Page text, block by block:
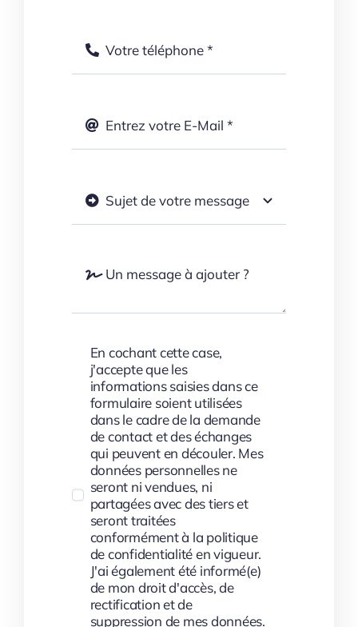
En cochant cette case,
j'accepte que les
informations saisies dans ce
formulaire soient utilisées
dans le cadre de la demande
de contact et des échanges
qui peuvent en découler. Mes
données personnelles ne
seront ni vendues, ni
partagées avec des tiers et
seront traitées
conformément à la politique
de confidentialité en vigueur.
J'ai également été informé(e)
de mon droit d'accès, de
rectification et de
suppression de mes données.